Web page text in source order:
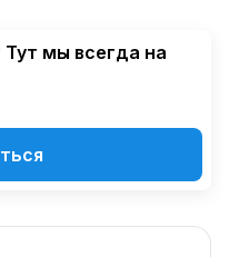
мы всегда на